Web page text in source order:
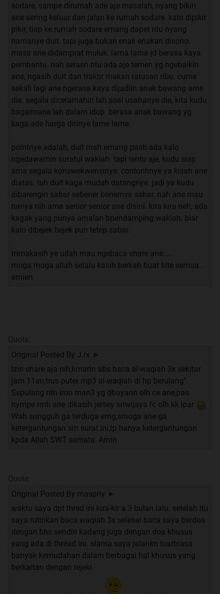
sodare, sampe dirumah ade aje masalah, nyang bikin
ane sering keluar dan jalan ke rumah sodare. kalo dipikir
pikir, tiap ke rumah sodare emang dapet ntu nyang
namanye duit. tapi juga bukan enak enakan disono.
masa ane didamprat muluk. lama lama jd berasa kaya
pembantu. nah selaen ntu ada aje temen yg ngebaikin
ane, ngasih duit dan traktir makan ratusan ribu. cume
sekali lagi ane ngerasa kaya dijadiin anak bawang ame
die. segala diceramahin lah soal usahanye die, kita kudu
bagaimane lah dalam idup. berasa anak bawang yg
kaga ade harga dirinye lame lame.
pointnye adalah, duit mah emang pasti ada kalo
ngedawamin suratul wakiah. tapi tentu aje, kudu siap
ama segala konswekwensinye. contonhnye ya kisah ane
diatas. tuh duit kaga mudah datangnye. jadi ya kudu
dibarengin sabar sebener benernye sabar. nah ane mau
nanya nih ama senior senior ane disini. kira kira neh, ada
kagak yang punya amalan bpendamping wakiah. biar
kalo dibejek bejek pun tetep sabar.
trimakasih ye udah mau ngebaca share ane.....
moga moga allah selalu kasih berkah buat kite semua...
amien
Quote:
Original Posted By J.rx ►
Izin share aja nih,kmarin abs baca al-waqiah 3x sekitar
jam 11an,trus puter mp3 al-waqiah di hp berulang".
Sepulang ntn iron man3 yg dbayarin olh ce ane,pas
nympe rmh ane dikasih jersey sriwijaya fc olh kk ipar
Wah sungguh ga terduga emg,smoga ane ga
ketergantungan sm surat ini,tp hanya ketergantungan
kpda Allah SWT semata. Amin
Quote:
Original Posted By maspriy ►
waktu saya dpt thred ini kira-kir a 3 bulan lalu. setelah itu
saya rutinkan baca waqiah 3x selesai baca saya berdoa
dengan bhs sendiri kadang juga dengan doa khusus
yang ada di thread ini. slama saya jalankn luarbiasa.
banyak kemudahan dalam berbagai hal khusus yang
berkaitan dengan rejeki.